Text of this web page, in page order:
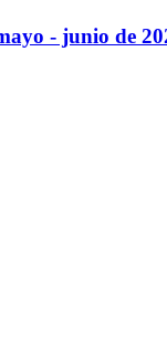
- junio de